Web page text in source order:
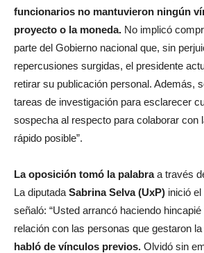
funcionarios no mantuvieron ningún
proyecto o la moneda. No implicó
parte del Gobierno nacional que, sin
repercusiones surgidas, el presidente
retirar su publicación personal. Además,
tareas de investigación para esclarecer
sospecha al respecto para colaborar con
rápido posible”.
La oposición tomó la palabraa través
La diputada Sabrina Selva (UxP) inició
señaló: “Usted arrancó haciendo
relación con las personas que gestaron
habló de vínculos previos. Olvidó sin